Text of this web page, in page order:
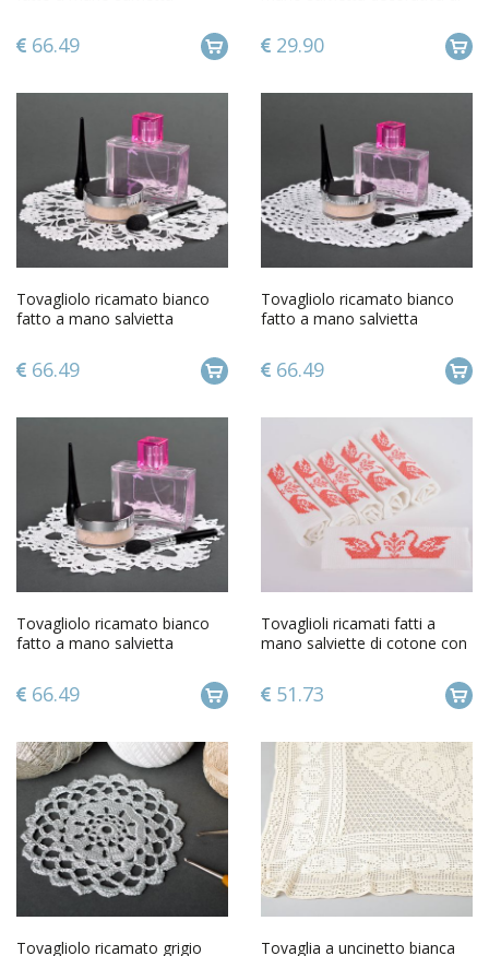
66.49 29.90
Tovagliolo ricamato bianco
fatto a mano salvietta
66.49
Tovagliolo ricamato bianco
fatto a mano salvietta
66.49
Tovagliolo ricamato bianco
fatto a mano salvietta
66.49
Tovaglioli ricamati fatti a
mano salviette di cotone con
51.73
Tovagliolo ricamato grigio
Tovaglia a uncinetto bianca